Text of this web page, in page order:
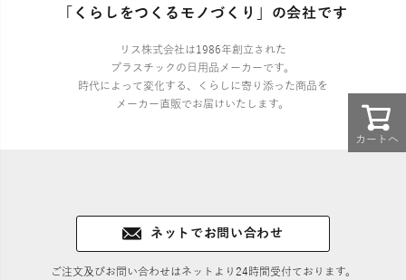
カートへ
「くらしをつくるモノづくり」の会社です
リス株式会社は1986年創立された
プラスチックの日用品メーカーです。
時代によって変化する、くらしに寄り添った商品を
メーカー直販でお届けいたします。
ネットでお問い合わせ
ご注文及びお問い合わせはネットより24時間受付ております。